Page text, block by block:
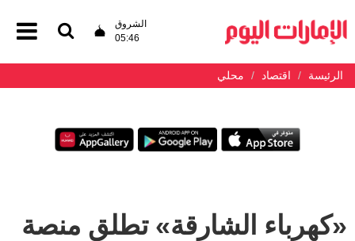
الشروق
05:46
الرئيسة اقتصاد محلي
«كهرباء الشارقة» تطلق منصة